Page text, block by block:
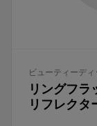
ビューティーディ
リングフラ
リフレクタ